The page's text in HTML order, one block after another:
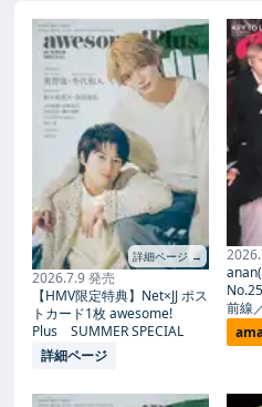
詳細ページ →
2026.7.9 発売
【HMV限定特典】Net×JJ ポス
トカード1枚 awesome!
Plus SUMMER SPECIAL
詳細ページ
前線